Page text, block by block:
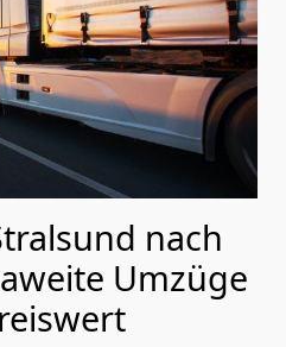
nach
Umzüge